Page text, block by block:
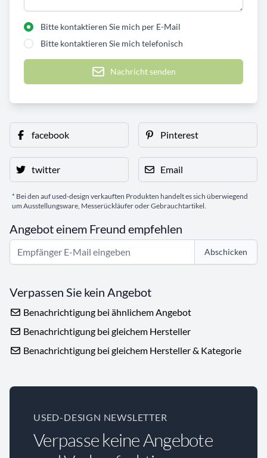
Bitte kontaktieren Sie mich per E-Mail
Bitte kontaktieren Sie mich telefonisch
Nachricht senden
facebook Pinterest
twitter Email
* Bei den auf used-design verkauften Produkten handelt es sich überwiegend
um Ausstellungsware, Messerückläufer oder Gebrauchtartikel.
Angebot einem Freund empfehlen
Abschicken
Verpassen Sie kein Angebot
Benachrichtigung bei ähnlichem Angebot
Benachrichtigung bei gleichem Hersteller
Benachrichtigung bei gleichem Hersteller & Kategorie
USED-DESIGN NEWSLETTER
Verpasse keine Angebote